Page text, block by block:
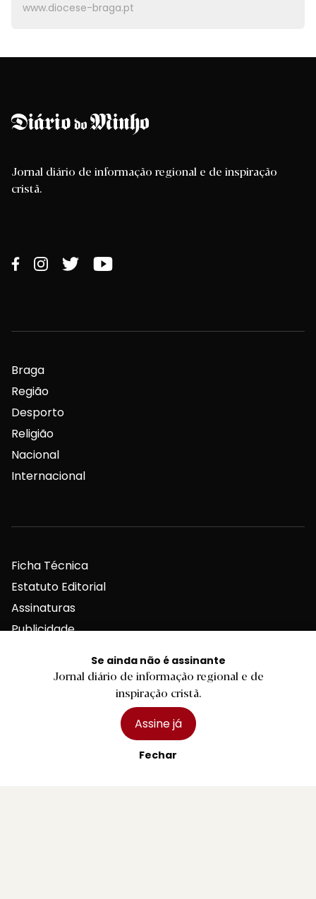
www.diocese-braga.pt
Se ainda não é assinante
Jornal diário de informação regional e de
inspiração cristã.
Assine já
Fechar
Jornal diário de informação regional e de inspiração
cristã.
Braga
Região
Desporto
Religião
Nacional
Internacional
Ficha Técnica
Estatuto Editorial
Assinaturas
Publicidade